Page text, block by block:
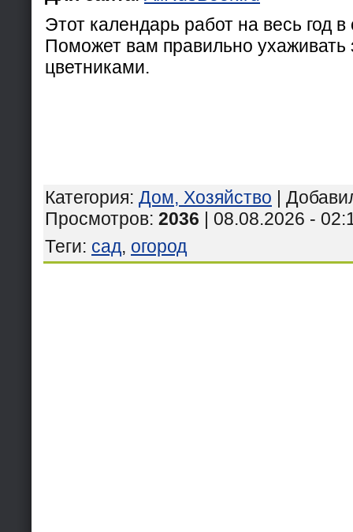
Этот календарь работ на весь год в
Поможет вам правильно ухаживать
цветниками.
Категория: Дом, Хозяйство |
Просмотров: 2036 | 08.08.2026 -
Теги: сад, огород